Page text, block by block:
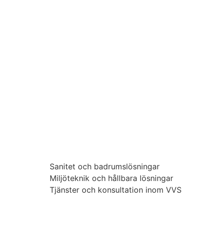
Sanitet och badrumslösningar
Miljöteknik och hållbara lösningar
Tjänster och konsultation inom VVS